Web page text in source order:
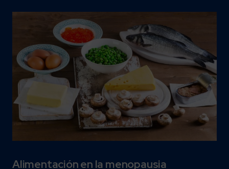
Alimentación en la menopausia